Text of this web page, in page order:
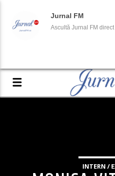
Jurnal FM
Ascultă Jurnal FM
INTERN /